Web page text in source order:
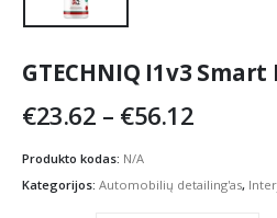
GTECHNIQ I1v3
€23.62 – €56.12Price
Produkto kodas: N/A
Kategorijos: Automobilių detailing'as,